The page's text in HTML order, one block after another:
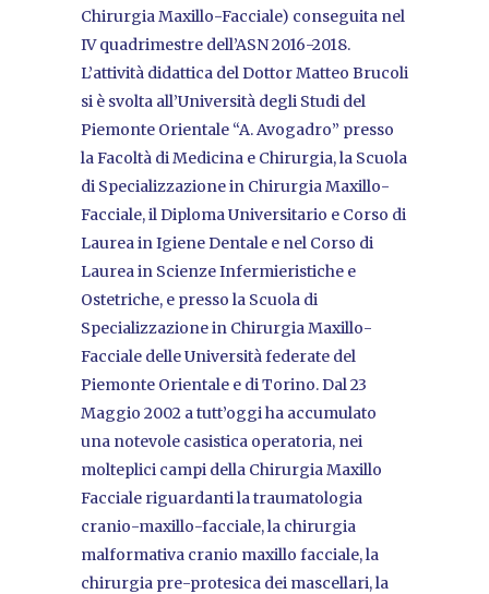
Chirurgia Maxillo-Facciale) conseguita nel
IV quadrimestre dell’ASN 2016-2018.
L’attività didattica del Dottor Matteo Brucoli
si è svolta all’Università degli Studi del
Piemonte Orientale “A. Avogadro” presso
la Facoltà di Medicina e Chirurgia, la Scuola
di Specializzazione in Chirurgia Maxillo-
Facciale, il Diploma Universitario e Corso di
Laurea in Igiene Dentale e nel Corso di
Laurea in Scienze Infermieristiche e
Ostetriche, e presso la Scuola di
Specializzazione in Chirurgia Maxillo-
Facciale delle Università federate del
Piemonte Orientale e di Torino. Dal 23
Maggio 2002 a tutt’oggi ha accumulato
una notevole casistica operatoria, nei
molteplici campi della Chirurgia Maxillo
Facciale riguardanti la traumatologia
cranio-maxillo-facciale, la chirurgia
malformativa cranio maxillo facciale, la
chirurgia pre-protesica dei mascellari, la